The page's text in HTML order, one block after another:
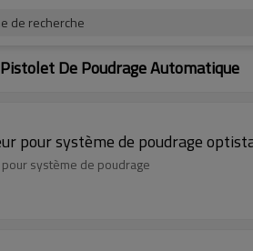
de recherche
Pistolet De Poudrage Automatique
pour système de poudrage
système de poudrage